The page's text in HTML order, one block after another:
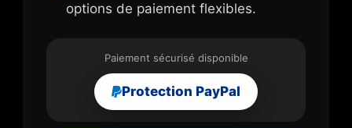
options de paiement flexibles.
Paiement sécurisé disponible
Protection PayPal